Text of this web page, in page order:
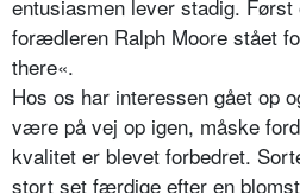
entusiasmen lever stadig.
forædleren Ralph Moore stået
there«.
Hos os har interessen gået op
være på vej op igen, måske
kvalitet er blevet forbedret.
stort set færdige efter en